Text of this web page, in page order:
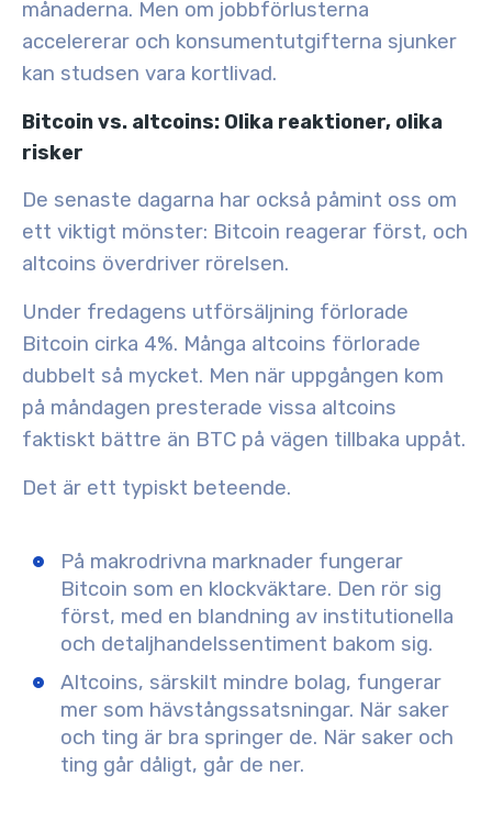
månaderna. Men om jobbförlusterna
accelererar och konsumentutgifterna sjunker
kan studsen vara kortlivad.
Bitcoin vs. altcoins: Olika reaktioner, olika
risker
De senaste dagarna har också påmint oss om
ett viktigt mönster: Bitcoin reagerar först, och
altcoins överdriver rörelsen.
Under fredagens utförsäljning förlorade
Bitcoin cirka 4%. Många altcoins förlorade
dubbelt så mycket. Men när uppgången kom
på måndagen presterade vissa altcoins
faktiskt bättre än BTC på vägen tillbaka uppåt.
Det är ett typiskt beteende.
På makrodrivna marknader fungerar
Bitcoin som en klockväktare. Den rör sig
först, med en blandning av institutionella
och detaljhandelssentiment bakom sig.
Altcoins, särskilt mindre bolag, fungerar
mer som hävstångssatsningar. När saker
och ting är bra springer de. När saker och
ting går dåligt, går de ner.